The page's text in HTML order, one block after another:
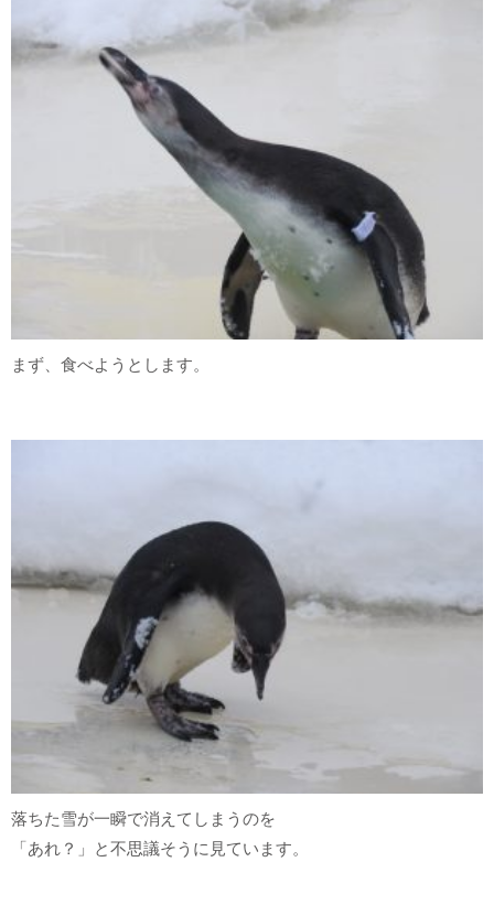
まず、食べようとします。
落ちた雪が一瞬で消えてしまうのを
「あれ？」と不思議そうに見ています。